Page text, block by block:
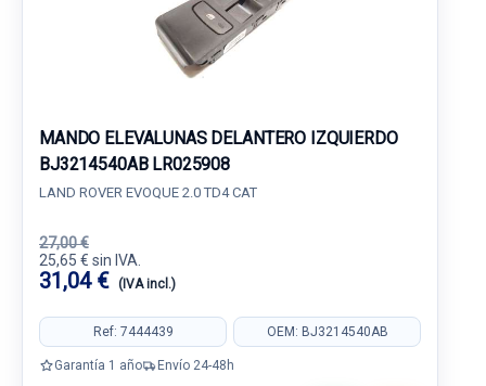
MANDO ELEVALUNAS DELANTERO IZQUIERDO
BJ3214540AB LR025908
LAND ROVER EVOQUE 2.0 TD4 CAT
27,00 €
25,65 € sin IVA.
31,04 € (IVA incl.)
Ref: 7444439 OEM: BJ3214540AB
Garantía 1 año Envío 24-48h